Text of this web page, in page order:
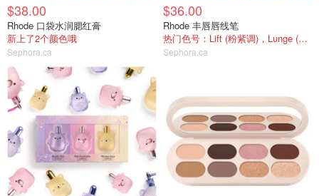
$38.00
Rhode 口袋水润腮红膏
新上了2个颜色哦
Sephora.ca
$36.00
Rhode 丰唇唇线笔
热门色号：Lift (粉紫调)，Lunge (玫瑰棕)
Sephora.ca